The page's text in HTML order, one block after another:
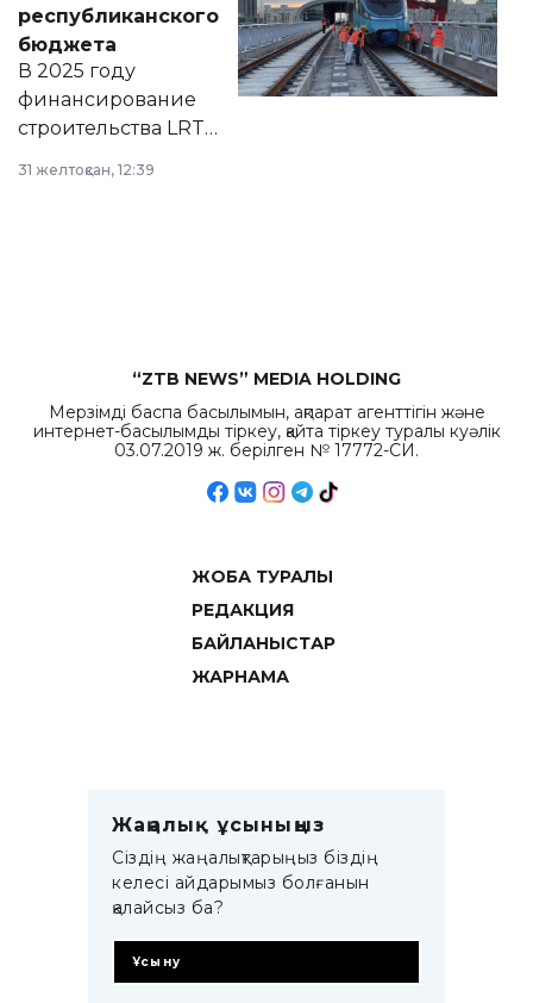
правовых актов и
на сайте маслихат
города.
республиканского
бюджета
В 2025 году
финансирование
строительства LRT
республиканского
31 желтоқсан, 12:39
“ZTB NEWS” MEDIA HOLDING
Мерзімді баспа басылымын, ақпарат агенттігін және
интернет-басылымды тіркеу, қайта тіркеу туралы куәлік
03.07.2019 ж. берілген № 17772-СИ.
ЖОБА ТУРАЛЫ
РЕДАКЦИЯ
БАЙЛАНЫСТАР
ЖАРНАМА
Жаңалық ұсыныңыз
Сіздің жаңалықтарыңыз біздің
келесі айдарымыз болғанын
қалайсыз ба?
Ұсыну